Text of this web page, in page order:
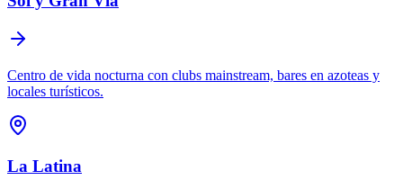
Centro de vida nocturna con clubs mainstream, bares en azoteas y
locales turísticos.
La Latina